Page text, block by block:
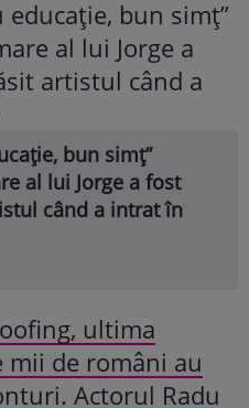
bun simț”
al lui Jorge a fost
când a intrat în
ultima
mii de români au
Actorul Radu